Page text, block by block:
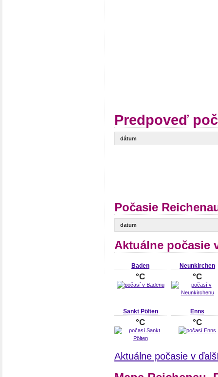
Predpoveď
dátum
Počasie
datum
Aktuálne počasie
Baden
°C
Neunkirchen
°C
Sankt Pölten
°C
Enns
°C
Aktuálne počasie v